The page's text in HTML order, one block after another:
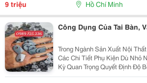
9 triệu Hồ Chí Minh
Công Dụng Của Tai Bàn,
Trong Ngành Sản Xuất Nội
Các Chi Tiết Phụ Kiện Dù Nhỏ
Kỳ Quan Trọng Quyết Định Độ
Bàn Sắt (Hay Còn Gọi Là Tai